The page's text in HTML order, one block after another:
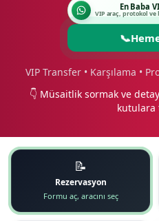
En Baba
VIP araç, protokol ve
📞
VIP Transfer • Karşılama •
👇 Müsaitlik sormak ve
kutulara
📝
Rezervasyon
Formu aç, aracını seç